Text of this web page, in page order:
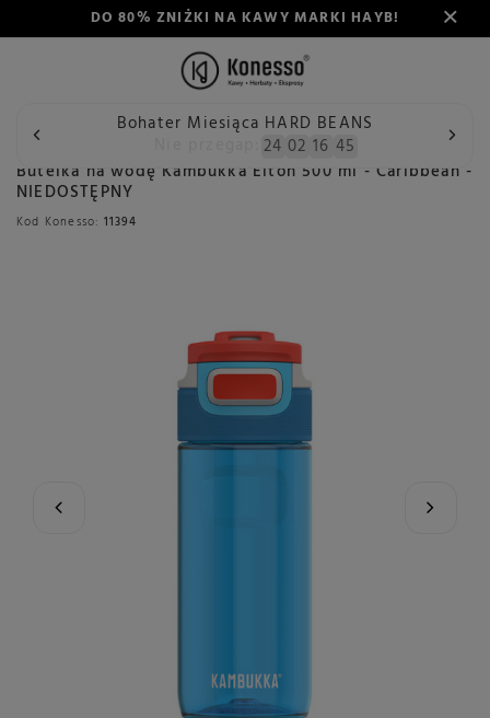
DO 80% ZNIŻKI NA KAWY MARKI HAYB!
Bohater Miesiąca HARD BEANS
24 02 16 45
Wstecz Konesso Butelka na wodę Kambukka Elton 500 ml
Butelka na wodę Kambukka Elton 500 ml - Caribbean -
NIEDOSTĘPNY
Kod Konesso: 11394